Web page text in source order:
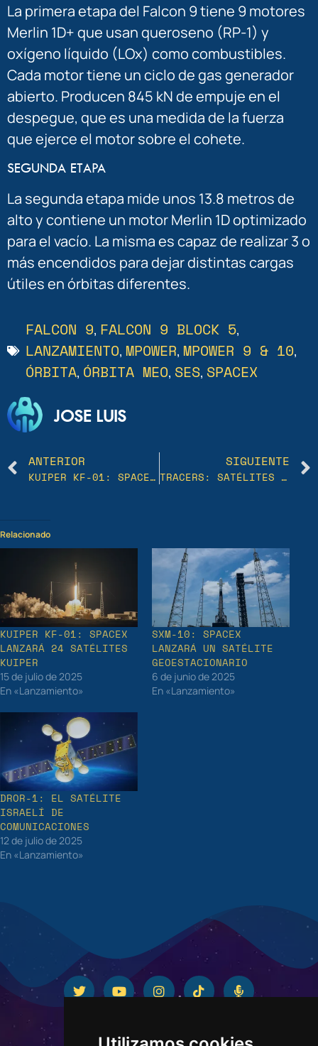
La primera etapa del Falcon 9 tiene 9 motores
Merlin 1D+ que usan queroseno (RP-1) y
oxígeno líquido (LOx) como combustibles.
Cada motor tiene un ciclo de gas generador
abierto. Producen 845 kN de empuje en el
despegue, que es una medida de la fuerza
que ejerce el motor sobre el cohete.
SEGUNDA ETAPA
La segunda etapa mide unos 13.8 metros de
alto y contiene un motor Merlin 1D optimizado
para el vacío. La misma es capaz de realizar 3 o
más encendidos para dejar distintas cargas
útiles en órbitas diferentes.
FALCON 9, FALCON 9 BLOCK 5,
LANZAMIENTO, MPOWER, MPOWER 9 & 10,
ÓRBITA, ÓRBITA MEO, SES, SPACEX
JOSE LUIS
ANTERIOR
KUIPER KF-01: SPACEX LANZARÁ 24 SATÉLITES KUIPER
SIGUIENTE
TRACERS: SATÉLITES GEMELOS QUE REVELAN LA RECONEXIÓN MAGNÉTICA DE LA TIERRA
Relacionado
KUIPER KF-01: SPACEX
LANZARÁ 24 SATÉLITES
KUIPER
15 de julio de 2025
En «Lanzamiento»
SXM-10: SPACEX
LANZARÁ UN SATÉLITE
GEOESTACIONARIO
6 de junio de 2025
En «Lanzamiento»
DROR-1: EL SATÉLITE
ISRAELÍ DE
COMUNICACIONES
12 de julio de 2025
En «Lanzamiento»